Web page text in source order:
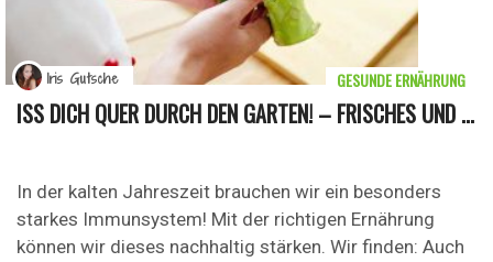
ISS DICH QUER DURCH DEN GARTEN! – FRISCHES UND ...
In der kalten Jahreszeit brauchen wir ein besonders
starkes Immunsystem! Mit der richtigen Ernährung
können wir dieses nachhaltig stärken. Wir finden: Auch
GESUNDE ERNÄHRUNG
Iris Gutsche